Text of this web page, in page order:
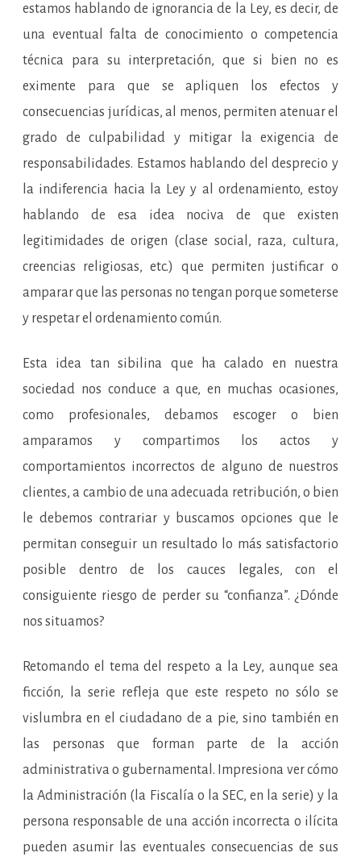
estamos hablando de ignorancia de la Ley, es decir, de
una eventual falta de conocimiento o competencia
técnica para su interpretación, que si bien no es
eximente para que se apliquen los efectos y
consecuencias jurídicas, al menos, permiten atenuar el
grado de culpabilidad y mitigar la exigencia de
responsabilidades. Estamos hablando del desprecio y
la indiferencia hacia la Ley y al ordenamiento, estoy
hablando de esa idea nociva de que existen
legitimidades de origen (clase social, raza, cultura,
creencias religiosas, etc.) que permiten justificar o
amparar que las personas no tengan porque someterse
y respetar el ordenamiento común.
Esta idea tan sibilina que ha calado en nuestra
sociedad nos conduce a que, en muchas ocasiones,
como profesionales, debamos escoger o bien
amparamos y compartimos los actos y
comportamientos incorrectos de alguno de nuestros
clientes, a cambio de una adecuada retribución, o bien
le debemos contrariar y buscamos opciones que le
permitan conseguir un resultado lo más satisfactorio
posible dentro de los cauces legales, con el
consiguiente riesgo de perder su “confianza”. ¿Dónde
nos situamos?
Retomando el tema del respeto a la Ley, aunque sea
ficción, la serie refleja que este respeto no sólo se
vislumbra en el ciudadano de a pie, sino también en
las personas que forman parte de la acción
administrativa o gubernamental. Impresiona ver cómo
la Administración (la Fiscalía o la SEC, en la serie) y la
persona responsable de una acción incorrecta o ilícita
pueden asumir las eventuales consecuencias de sus